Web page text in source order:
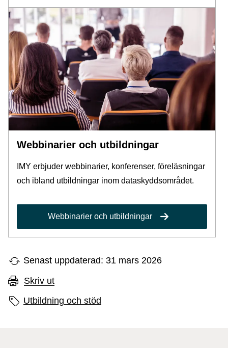
Webbinarier och utbildningar
IMY erbjuder webbinarier, konferenser, föreläsningar
och ibland utbildningar inom dataskyddsområdet.
Webbinarier och utbildningar
Senast uppdaterad: 31 mars 2026
Skriv ut
Sidans etiketter
Utbildning och stöd